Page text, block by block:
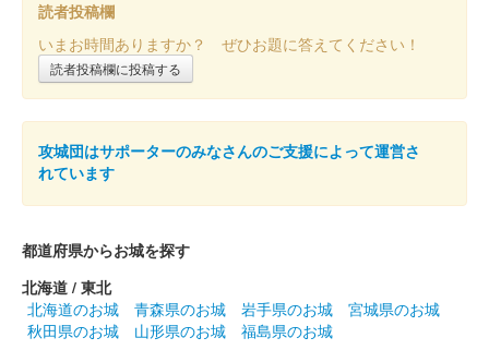
八幡山城 記念御朱印
八幡山城 記念御朱印
八幡山城 記念御朱印
令和5年度花シリーズ。
読者投稿欄
いまお時間ありますか？ ぜひお題に答えてください！
読者投稿欄に投稿する
攻城団はサポーターのみなさんのご支援によって運営さ
れています
都道府県からお城を探す
北海道 / 東北
北海道のお城
青森県のお城 岩手県のお城
宮城県のお城
秋田県のお城
山形県のお城
福島県のお城